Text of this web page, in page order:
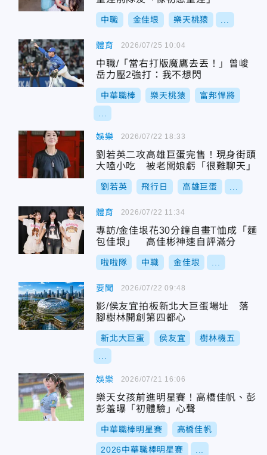
中職 金佳垠 樂天桃猿
體育
中職/「當右打版魔鷹去丟！」曾峻
岳力壓2強打：我不想閃
中華職棒 樂天桃猿 富邦悍將
2026/07/25 10:04
娛樂
劉若英二攻高雄巨蛋完售！現身街頭
大嗑小吃 被老闆娘虧「很難聊天」
劉若英 飛行日 高雄巨蛋
2026/07/22 18:33
體育
專訪/金佳垠花30分鐘自畫T恤成「麵
包佳垠」 高佳彬神速自評滿分
啦啦隊 中職 金佳垠
2026/07/22 11:34
要聞
影/侯友宜拍板新北大巨蛋場址 落
腳樹林開創第四都心
新北大巨蛋 侯友宜 樹林機五
2026/07/22 09:48
娛樂
樂天女孩前進明星賽！高橋佳帆、彭
彭羞曝「初體驗」心聲
中華職棒明星賽 高橋佳帆
2026中華職棒明星賽
2026/07/21 16:06